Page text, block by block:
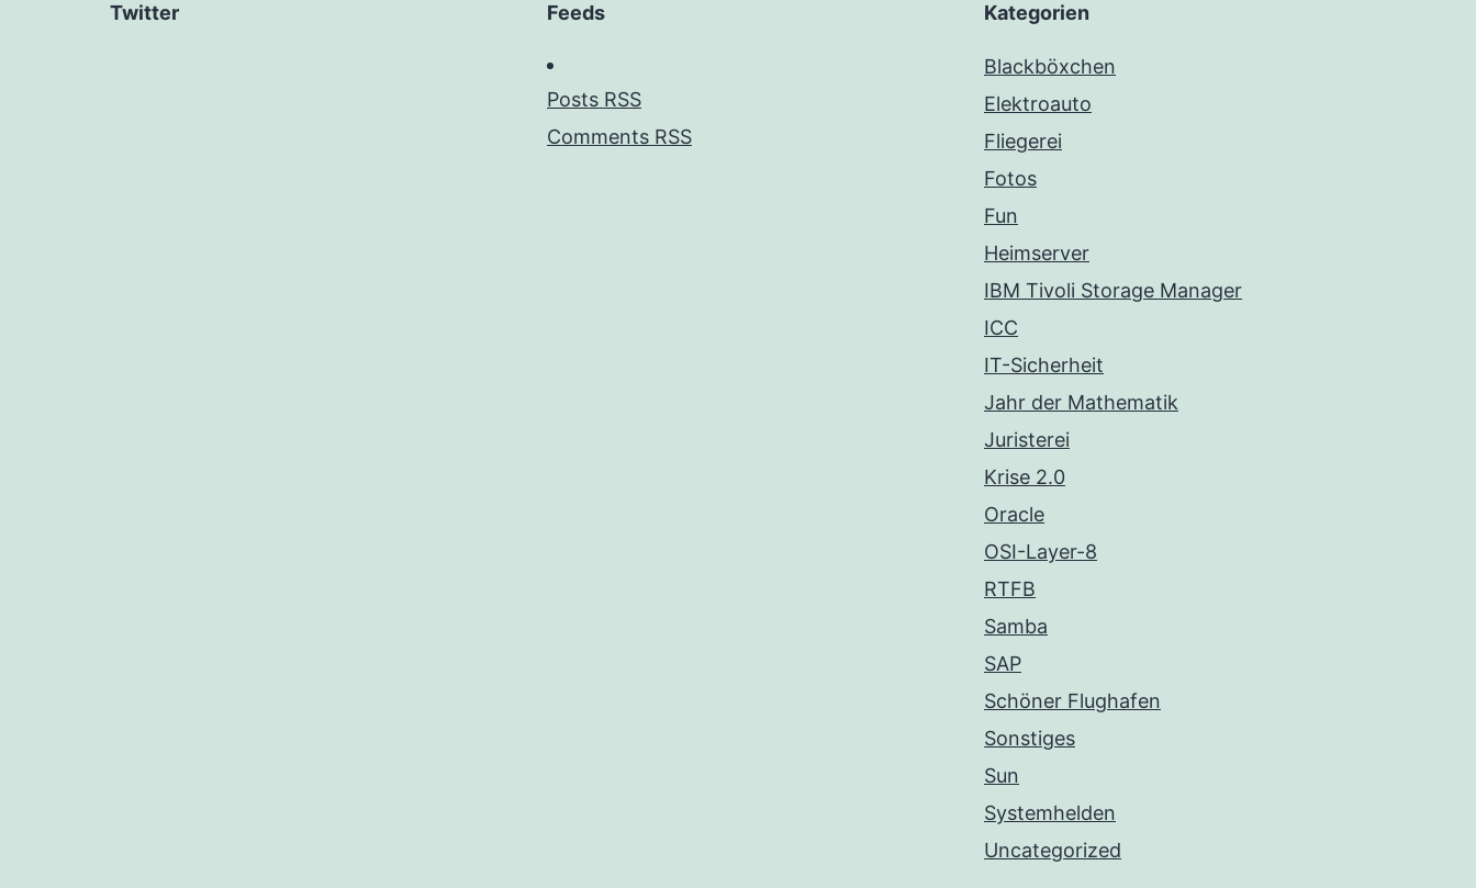
Twitter Feeds
Posts RSS
Comments RSS
Kategorien
Blackböxchen
Elektroauto
Fliegerei
Fotos
Fun
Heimserver
IBM Tivoli Storage Manager
ICC
IT-Sicherheit
Jahr der Mathematik
Juristerei
Krise 2.0
Oracle
OSI-Layer-8
RTFB
Samba
SAP
Schöner Flughafen
Sonstiges
Sun
Systemhelden
Uncategorized